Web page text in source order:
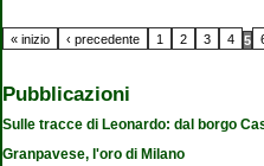
Pagine
« inizio ‹ precedente 1 2 3 4 5
Pubblicazioni
Sulle tracce di Leonardo: dal borgo
Granpavese, l'oro di Milano